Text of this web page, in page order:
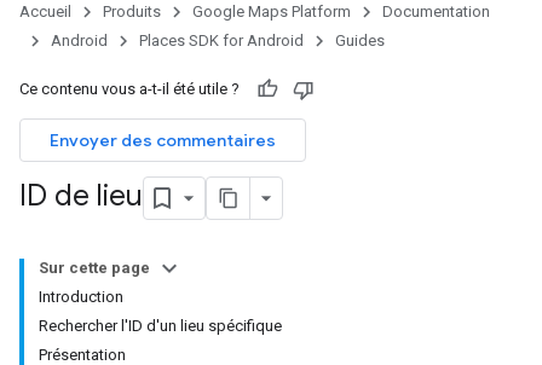
Accueil Produits Google Maps Platform
Documentation
Android
Places SDK for Android Guides
Ce contenu vous a-t-il été utile ?
Envoyer des commentaires
ID de lieu
Sur cette page
Introduction
Rechercher l'ID d'un lieu spécifique
Présentation